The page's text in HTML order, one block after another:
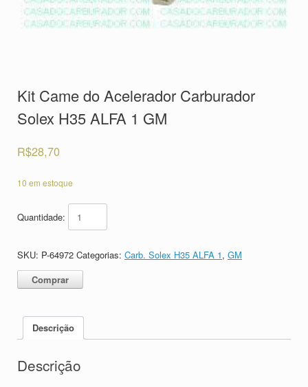
Kit Came do Acelerador Carburador
Solex H35 ALFA 1 GM
R$28,70
10 em estoque
Quantidade:
Comprar
SKU: P-64972 Categorias: Carb. Solex H35 ALFA 1, GM
Descrição
Descrição